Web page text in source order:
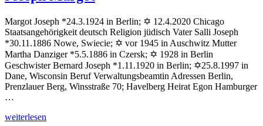
Margot Joseph *24.3.1924 in Berlin; ✡ 12.4.2020 Chicago
Staatsangehörigkeit deutsch Religion jüdisch Vater Salli Joseph
*30.11.1886 Nowe, Swiecie; ✡ vor 1945 in Auschwitz Mutter
Martha Danziger *5.5.1886 in Czersk; ✡ 1928 in Berlin
Geschwister Bernard Joseph *1.11.1920 in Berlin; ✡25.8.1997 in
Dane, Wisconsin Beruf Verwaltungsbeamtin Adressen Berlin,
Prenzlauer Berg, Winsstraße 70; Havelberg Heirat Egon Hamburger
…
„Joseph
weiterlesen